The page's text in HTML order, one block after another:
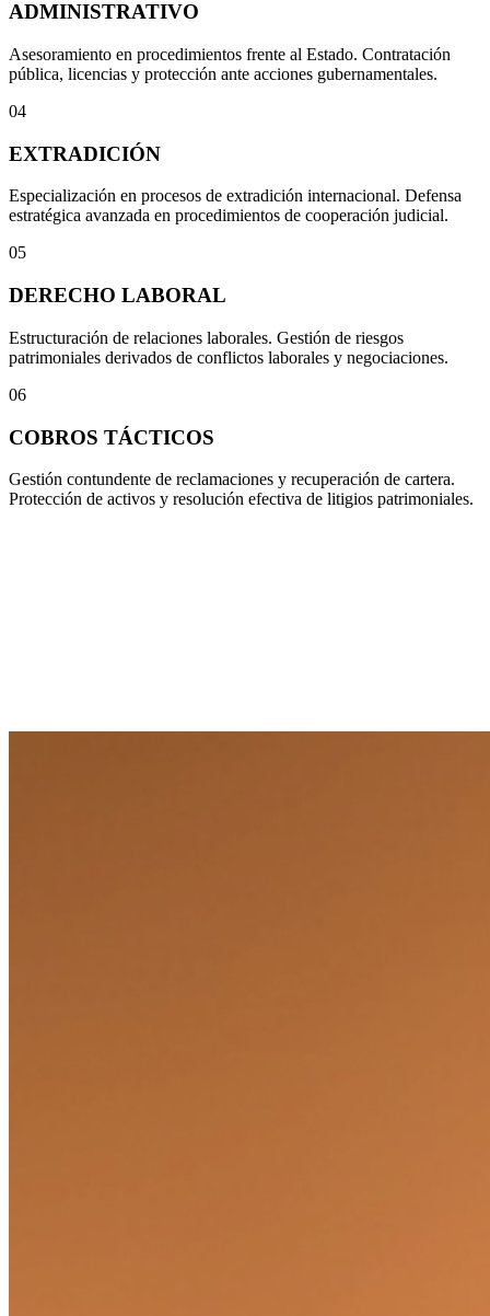
ADMINISTRATIVO
Asesoramiento en procedimientos frente al Estado. Contratación
pública, licencias y protección ante acciones gubernamentales.
04
EXTRADICIÓN
Especialización en procesos de extradición internacional. Defensa
estratégica avanzada en procedimientos de cooperación judicial.
05
DERECHO LABORAL
Estructuración de relaciones laborales. Gestión de riesgos
patrimoniales derivados de conflictos laborales y negociaciones.
06
COBROS TÁCTICOS
Gestión contundente de reclamaciones y recuperación de cartera.
Protección de activos y resolución efectiva de litigios patrimoniales.